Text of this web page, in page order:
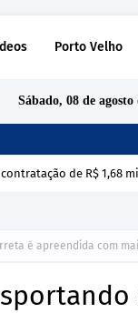
Porto Velho
Sábado, 08 de agosto
de R$ 1,68
é apreendida com